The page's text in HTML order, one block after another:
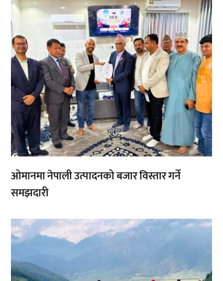
ओमानमा नेपाली उत्पादनको बजार विस्तार गर्ने
समझदारी
,,